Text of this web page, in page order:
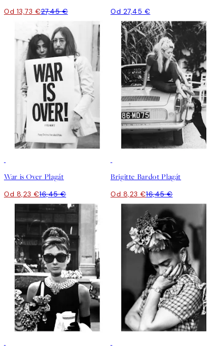
Od 13,73 €27,45 € Od 27,45 €
War is Over Plagát
Od 8,23 €16,45 €
Brigitte Bardot Plagát
Od 8,23 €16,45 €